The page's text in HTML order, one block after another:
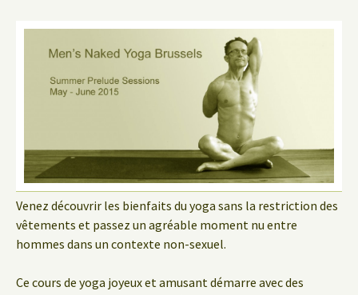
Venez découvrir les bienfaits du yoga sans la restriction des
vêtements et passez un agréable moment nu entre
hommes dans un contexte non-sexuel.
Ce cours de yoga joyeux et amusant démarre avec des